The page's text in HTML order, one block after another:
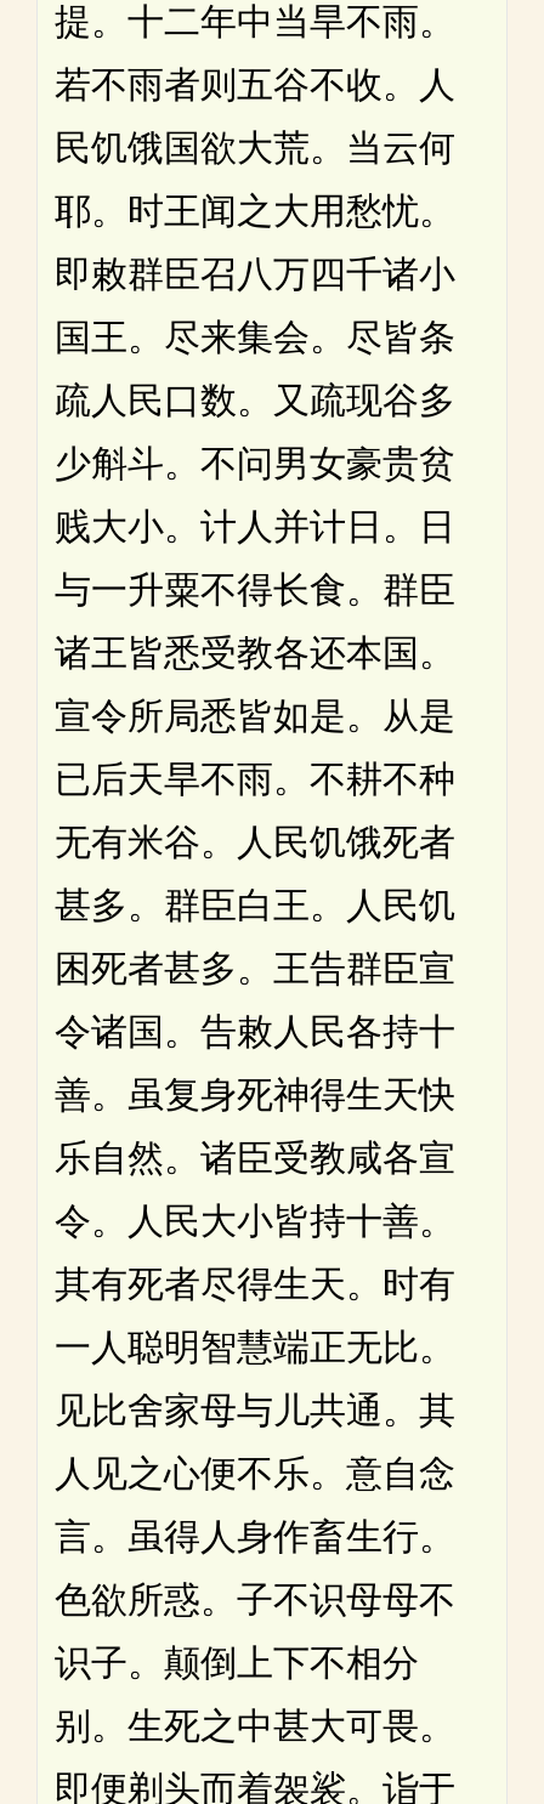
提。十二年中当旱不雨。
若不雨者则五谷不收。人
民饥饿国欲大荒。当云何
耶。时王闻之大用愁忧。
即敕群臣召八万四千诸小
国王。尽来集会。尽皆条
疏人民口数。又疏现谷多
少斛斗。不问男女豪贵贫
贱大小。计人并计日。日
与一升粟不得长食。群臣
诸王皆悉受教各还本国。
宣令所局悉皆如是。从是
已后天旱不雨。不耕不种
无有米谷。人民饥饿死者
甚多。群臣白王。人民饥
困死者甚多。王告群臣宣
令诸国。告敕人民各持十
善。虽复身死神得生天快
乐自然。诸臣受教咸各宣
令。人民大小皆持十善。
其有死者尽得生天。时有
一人聪明智慧端正无比。
见比舍家母与儿共通。其
人见之心便不乐。意自念
言。虽得人身作畜生行。
色欲所惑。子不识母母不
识子。颠倒上下不相分
别。生死之中甚大可畏。
即便剃头而着袈裟。诣于